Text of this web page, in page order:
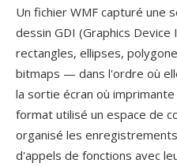
Un fichier WMF capturé une
dessin GDI (Graphics
rectangles, ellipses,
bitmaps — dans l'ordre où
la sortie écran où
format utilisé un espace de
organisé les
d'appels de fonctions avec